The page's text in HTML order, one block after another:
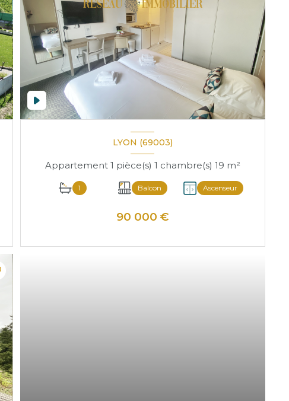
LYON (69003)
Appartement 1 pièce(s) 1 chambre(s) 19 m²
1 Balcon Ascenseur
90 000 €